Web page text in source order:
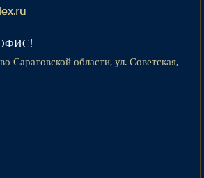
Саратовской области, ул. Советская,